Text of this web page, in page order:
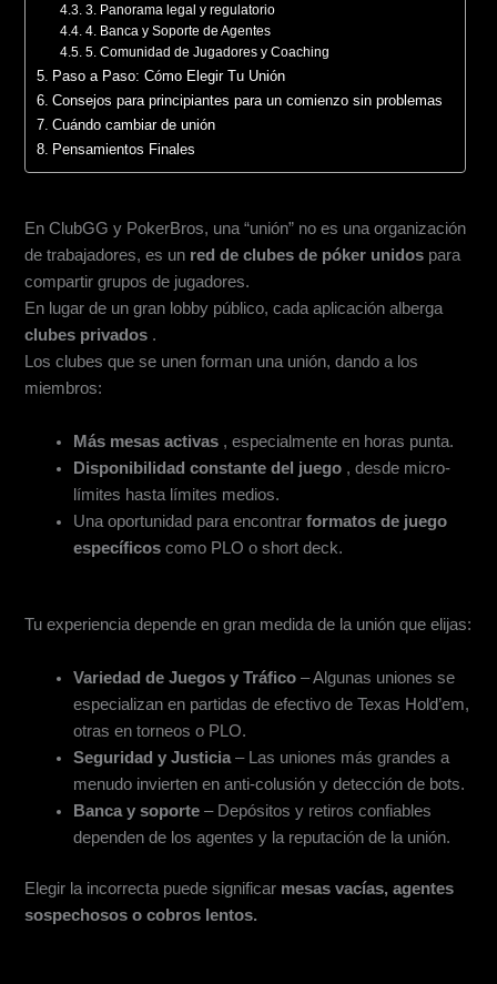
3. Panorama legal y regulatorio
4. Banca y Soporte de Agentes
5. Comunidad de Jugadores y Coaching
Paso a Paso: Cómo Elegir Tu Unión
Consejos para principiantes para un comienzo sin problemas
Cuándo cambiar de unión
Pensamientos Finales
En ClubGG y PokerBros, una “unión” no es una organización
de trabajadores, es un red de clubes de póker unidos para
compartir grupos de jugadores.
En lugar de un gran lobby público, cada aplicación alberga
clubes privados .
Los clubes que se unen forman una unión, dando a los
miembros:
Más mesas activas , especialmente en horas punta.
Disponibilidad constante del juego , desde micro-
límites hasta límites medios.
Una oportunidad para encontrarformatos de juego
específicoscomo PLO o short deck.
Tu experiencia depende en gran medida de la unión que elijas:
Variedad de Juegos y Tráfico– Algunas uniones se
especializan en partidas de efectivo de Texas Hold’em,
otras en torneos o PLO.
Seguridad y Justicia– Las uniones más grandes a
menudo invierten en anti-colusión y detección de bots.
Banca y soporte– Depósitos y retiros confiables
dependen de los agentes y la reputación de la unión.
Elegir la incorrecta puede significar mesas vacías, agentes
sospechosos o cobros lentos.